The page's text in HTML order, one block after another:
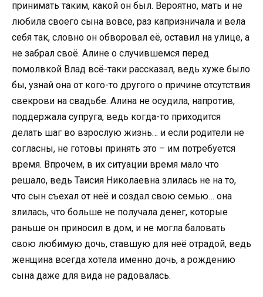
принимать таким, какой он был. Вероятно, мать и не
любила своего сына вовсе, раз капризничала и вела
себя так, словно он обворовал её, оставил на улице, а
не забрал своё. Алине о случившемся перед
помолвкой Влад всё-таки рассказал, ведь хуже было
бы, узнай она от кого-то другого о причине отсутствия
свекрови на свадьбе. Алина не осудила, напротив,
поддержала супруга, ведь когда-то приходится
делать шаг во взрослую жизнь… и если родители не
согласны, не готовы принять это – им потребуется
время. Впрочем, в их ситуации время мало что
решало, ведь Таисия Николаевна злилась не на то,
что сын съехал от неё и создал свою семью… она
злилась, что больше не получала денег, которые
раньше он приносил в дом, и не могла баловать
свою любимую дочь, ставшую для неё отрадой, ведь
женщина всегда хотела именно дочь, а рождению
сына даже для вида не радовалась.